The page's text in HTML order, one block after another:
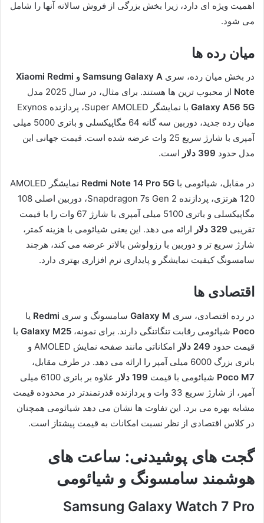
اهمیت ویژه ای دارد، زیرا بخش بزرگی از فروش سالانه آنها را شامل
می شود.
میان رده ها
در بخش میان رده، سری Samsung Galaxy A و Xiaomi Redmi
Note از محبوب ترین ها هستند. برای مثال، در سال 2025 مدل
Galaxy A56 5G
با نمایشگر Super AMOLED، پردازنده Exynos
میان رده جدید، دوربین سه گانه 64 مگاپیکسلی و باتری 5000 میلی
آمپری با شارژ سریع 25 وات عرضه شده است. قیمت جهانی این
مدل حدود 399 دلار است.
در مقابل، شیائومی با Redmi Note 14 Pro 5G
نمایشگر AMOLED
120 هرتزی، پردازنده Snapdragon 7s Gen 2، دوربین اصلی 108
مگاپیکسلی و باتری 5100 میلی آمپری با شارژ 67 وات را با قیمت
تقریبی 329 دلار
ارائه می دهد. این یعنی شیائومی با هزینه کمتر،
شارژ سریع تر و دوربین با رزولوشن بالاتر عرضه می کند، هرچند
سامسونگ کیفیت نمایشگر و پایداری نرم افزاری بهتری دارد.
اقتصادی ها
در رده اقتصادی، سری Galaxy M سامسونگ و سری Redmi یا
Poco شیائومی رقابت تنگاتنگی دارند. برای نمونه، Galaxy M25 با
قیمت حدود 249 دلار
امکاناتی مانند صفحه نمایش AMOLED و
باتری بزرگ 6000 میلی آمپر را ارائه می دهد. در طرف مقابل،
Poco M7 شیائومی با قیمت 199 دلار
علاوه بر باتری 6100 میلی
آمپر، از شارژ سریع 33 وات و پردازنده قدرتمندتر در محدوده قیمت
مشابه بهره می برد. این تفاوت ها نشان می دهد شیائومی همچنان
در کلاس اقتصادی از نظر نسبت امکانات به قیمت پیشتاز است.
گجت های پوشیدنی: ساعت های
هوشمند سامسونگ و شیائومی
Samsung Galaxy Watch 7 Pro